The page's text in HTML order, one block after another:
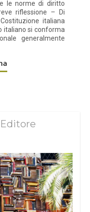
e le norme di diritto
riflessione – Di
italiana
italiano si conforma
generalmente